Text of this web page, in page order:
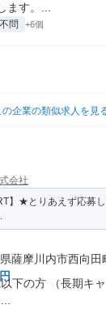
ます。...
問 +6個
の企業の類似求人を見
会社
】★とりあえず応募
薩摩川内市西向田
下の方 （長期キ